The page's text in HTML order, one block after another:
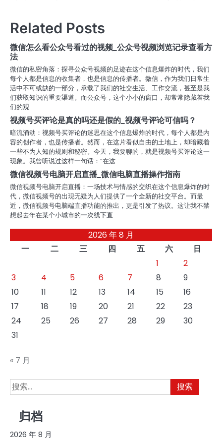
导
航
Related Posts
微信怎么看公众号看过的视频_公众号视频浏览记录查看方
法
微信的私密角落：探寻公众号视频的足迹在这个信息爆炸的时代，我们
每个人都是信息的收集者，也是信息的传播者。微信，作为我们日常生
活中不可或缺的一部分，承载了我们的社交生活、工作交流，甚至是我
们获取知识的重要渠道。而公众号，这个小小的窗口，却常常隐藏着我
们的观
视频号买评论是真的吗还是假的_视频号评论可信吗？
暗流涌动：视频号买评论的迷思在这个信息爆炸的时代，每个人都是内
容的创作者，也是传播者。然而，在这片看似自由的土地上，却暗藏着
一些不为人知的规则和秘密。今天，我要聊的，就是视频号买评论这一
现象。我曾听说过这样一句话：“在这
微信视频号电脑开启直播_微信电脑直播操作指南
微信视频号电脑开启直播：一场技术与情感的交织在这个信息爆炸的时
代，微信视频号的出现无疑为人们提供了一个全新的社交平台。而最
近，微信视频号电脑端直播功能的推出，更是引发了热议。这让我不禁
想起去年在某个小城市的一次线下直
2026 年 8 月
一
二 三 四 五 六
日
1
2
3
4 5 6 7 8
9
10
11 12 13 14 15
16
17
18 19 20 21 22
23
24
25 26 27 28 29
30
31
« 7 月
搜
索：
归档
2026 年 8 月